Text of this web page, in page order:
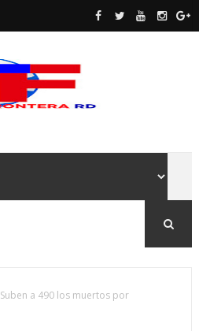
Suben a 490 los muertos por